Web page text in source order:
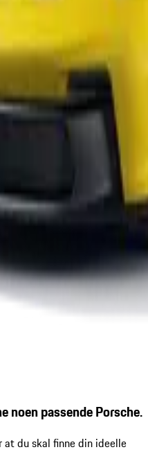
noen passende Porsche.
du skal finne din ideelle